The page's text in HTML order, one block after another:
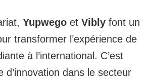
Yupwego et Vibly font un
transformer l’expérience de
à l’international. C’est
d’innovation dans le secteur